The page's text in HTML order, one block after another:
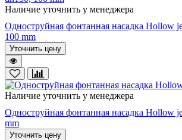
Наличие уточнить у менеджера
Одноструйная фонтанная насадка Hollow
100 mm
Уточнить цену
Наличие уточнить у менеджера
Одноструйная фонтанная насадка Hollow
mm
Уточнить цену